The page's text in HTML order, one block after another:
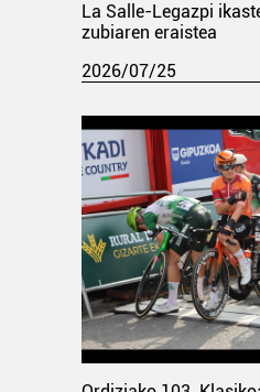
La Salle-Legazpi
zubiaren eraistea
2026/07/25